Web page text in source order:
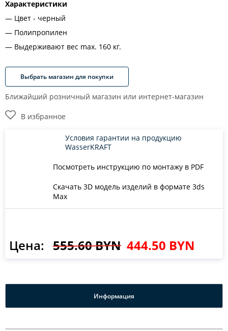
Характеристики
Цвет - черный
Полипропилен
Выдерживают вес max. 160 кг.
Выбрать магазин для покупки
Ближайший розничный магазин или интернет-магазин
В избранное
Посмотреть инструкцию по монтажу в PDF
Скачать 3D модель изделий в формате 3ds
Max
Условия гарантии на продукцию
WasserKRAFT
Цена: 555.60 BYN 444.50 BYN
Информация